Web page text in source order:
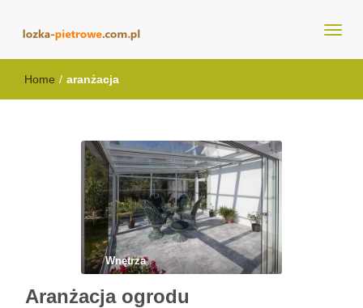
lozka-pietrowe.com.pl
Home / aranżacja
Wnętrza
Aranżacja ogrodu